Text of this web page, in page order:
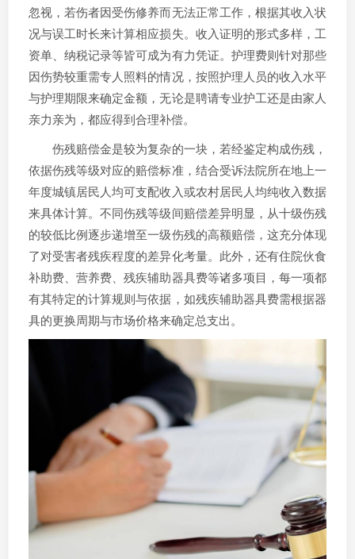
忽视，若伤者因受伤修养而无法正常工作，根据其收入状
况与误工时长来计算相应损失。收入证明的形式多样，工
资单、纳税记录等皆可成为有力凭证。护理费则针对那些
因伤势较重需专人照料的情况，按照护理人员的收入水平
与护理期限来确定金额，无论是聘请专业护工还是由家人
亲力亲为，都应得到合理补偿。
伤残赔偿金是较为复杂的一块，若经鉴定构成伤残，
依据伤残等级对应的赔偿标准，结合受诉法院所在地上一
年度城镇居民人均可支配收入或农村居民人均纯收入数据
来具体计算。不同伤残等级间赔偿差异明显，从十级伤残
的较低比例逐步递增至一级伤残的高额赔偿，这充分体现
了对受害者残疾程度的差异化考量。此外，还有住院伙食
补助费、营养费、残疾辅助器具费等诸多项目，每一项都
有其特定的计算规则与依据，如残疾辅助器具费需根据器
具的更换周期与市场价格来确定总支出。